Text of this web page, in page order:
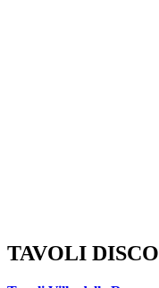
TAVOLI DISCO